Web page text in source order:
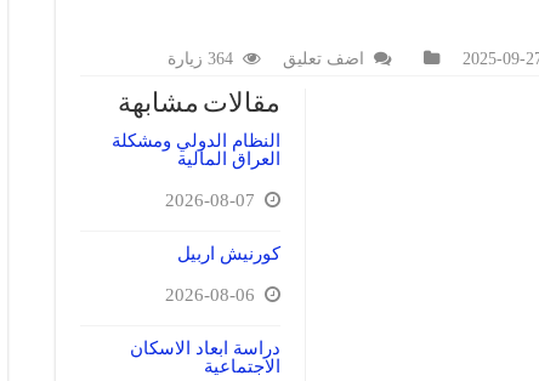
2025-09- اضف تعليق 364 زيارة
مقالات مشابهة
النظام الدولي ومشكلة
العراق المالية
2026-08-07
كورنيش اربيل
2026-08-06
دراسة ابعاد الاسكان
الاجتماعية